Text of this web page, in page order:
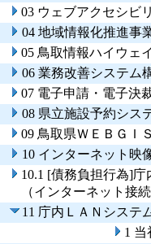
03 ウェブアクセシビ
04 地域情報化推進事
05 鳥取情報ハイウェ
06 業務改善システム
07 電子申請・電子決
08 県立施設予約シス
09 鳥取県ＷＥＢＧＩ
10 インターネット映
10.1 [債務負担行為]
（インターネット接
11 庁内ＬＡＮシステ
1 当